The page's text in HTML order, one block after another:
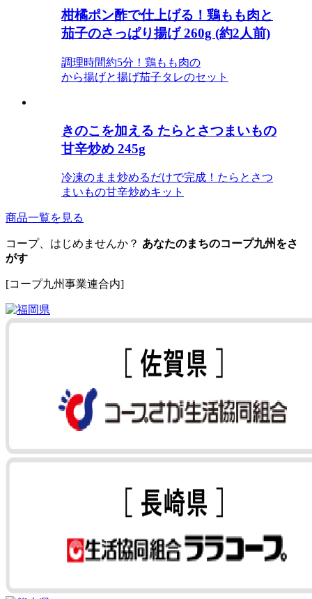
柑橘ポン酢で仕上げる！鶏もも肉と
茄子のさっぱり揚げ 260g (約2人前)
調理時間約5分！鶏もも肉の
から揚げと揚げ茄子タレのセット
きのこを加える たらとさつまいもの
甘辛炒め 245g
冷凍のまま炒めるだけで完成！たらとさつ
まいもの甘辛炒めキット
商品一覧を見る
コープ、はじめませんか？ あなたのまちのコープ九州をさ
がす
[コープ九州事業連合内]